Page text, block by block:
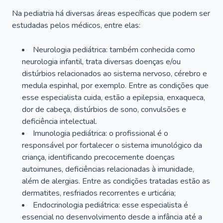
Na pediatria há diversas áreas específicas que podem ser
estudadas pelos médicos, entre elas:
Neurologia pediátrica: também conhecida como
neurologia infantil, trata diversas doenças e/ou
distúrbios relacionados ao sistema nervoso, cérebro e
medula espinhal, por exemplo. Entre as condições que
esse especialista cuida, estão a epilepsia, enxaqueca,
dor de cabeça, distúrbios de sono, convulsões e
deficiência intelectual.
Imunologia pediátrica: o profissional é o
responsável por fortalecer o sistema imunológico da
criança, identificando precocemente doenças
autoimunes, deficiências relacionadas à imunidade,
além de alergias. Entre as condições tratadas estão as
dermatites, resfriados recorrentes e urticária;
Endocrinologia pediátrica: esse especialista é
essencial no desenvolvimento desde a infância até a